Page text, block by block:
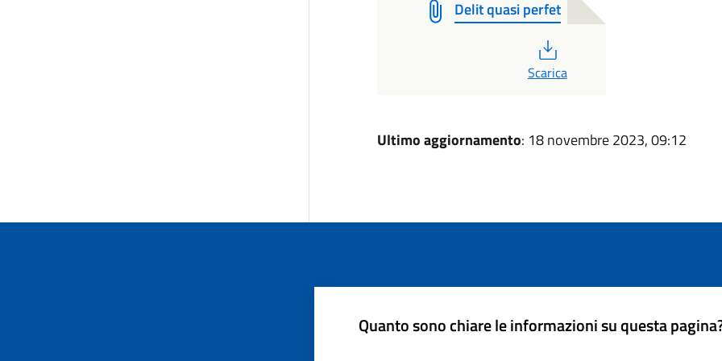
Delit quasi perfet
Scarica
Ultimo aggiornamento: 18 novembre 2023, 09:12
Quanto sono chiare le informazioni su questa